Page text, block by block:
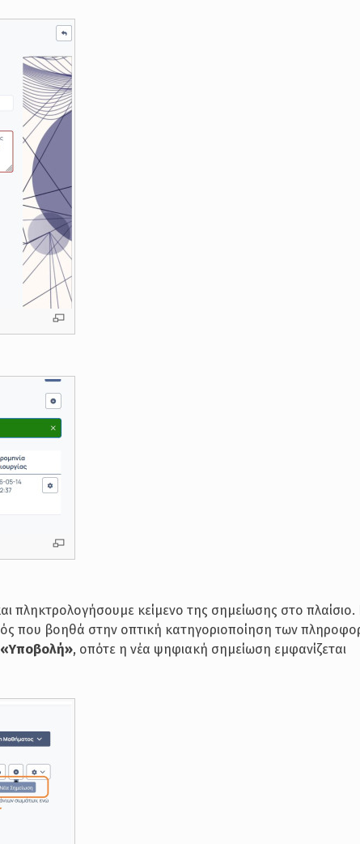
πληκτρολογήσουμε κείμενο της σημείωσης στο πλαίσιο.
που βοηθά στην οπτική κατηγοριοποίηση των
«Υποβολή», οπότε η νέα ψηφιακή σημείωση εμφανίζεται